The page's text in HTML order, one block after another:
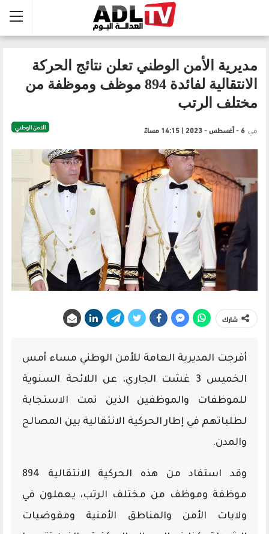
مديرية الأمن الوطني تعلن نتائج الحركة
الانتقالية لفائدة 894 موظف وموظفة من
مختلف الرتب
الامن الوطني في 6 - أغسطس - 2023 | 14:15 مساءً
شارك
أفرجت المديرية العامة للأمن الوطني مساء أمس
الخميس 3 غشت الجاري، عن اللائحة السنوية
للموظفات والموظفين الذين تمت الاستجابة
لطلباتهم في إطار الحركية الانتقالية بين المصالح
والمدن.
وقد استفاد من هذه الحركية الانتقالية 894
موظفة وموظف من مختلف الرتب، يعملون في
ولايات الأمن والمناطق الأمنية ومفوضيات